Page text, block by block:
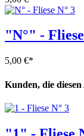
"N°" -
5,00 €*
Kunden, die